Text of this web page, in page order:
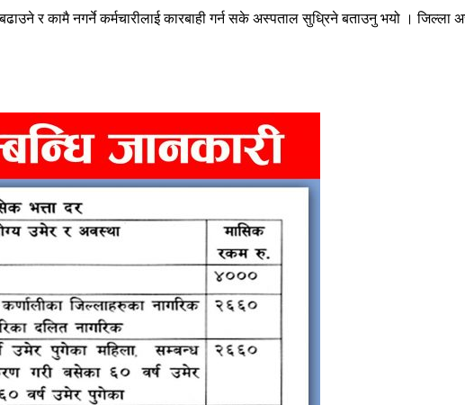
र कामै नगर्ने कर्मचारीलाई कारबाही गर्न सके अस्पताल सुध्रिने बताउनु भयो ।